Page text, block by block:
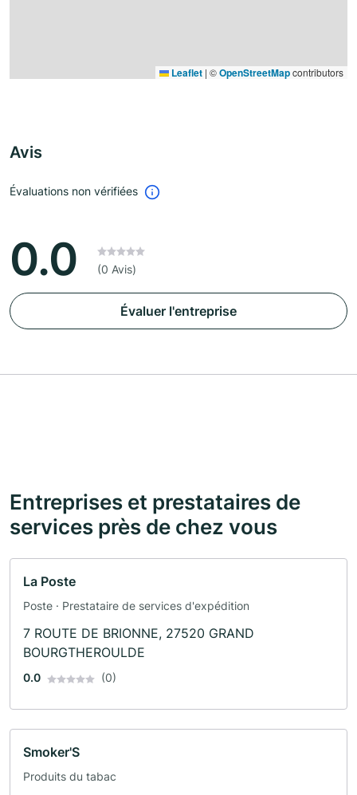
Leaflet | ©OpenStreetMapcontributors
Avis
Évaluations non vérifiées
0.0 (0 Avis)
Évaluer l'entreprise
Entreprises et prestataires de
services près de chez vous
La Poste
Poste · Prestataire de services d'expédition
7 ROUTE DE BRIONNE, 27520 GRAND
BOURGTHEROULDE
0.0 (0)
Smoker'S
Produits du tabac